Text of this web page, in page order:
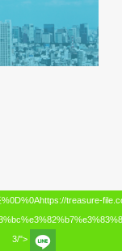
treasure-
3/">